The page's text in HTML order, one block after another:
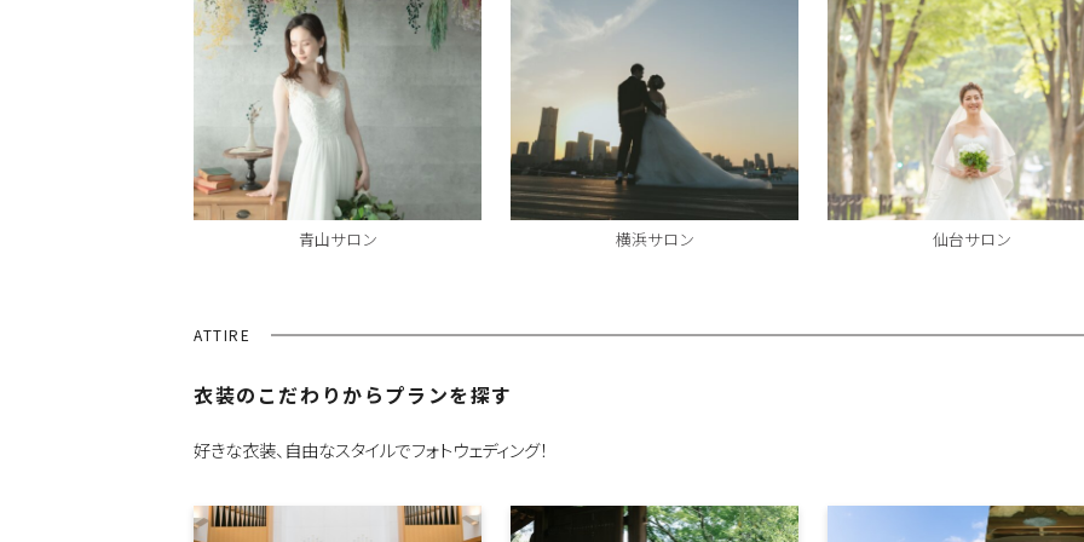
青山サロン 横浜サロン 仙台サロン
ATTIRE
衣装のこだわりからプランを探す
好きな衣装、自由なスタイルでフォトウェディング！